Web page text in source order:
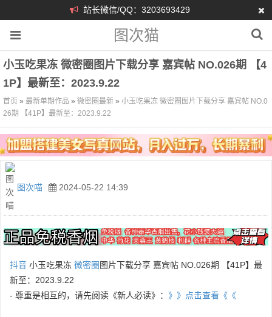
站长微信/QQ：3203693429
图次猫
小玉吃果冻 微密圈图片下载分享 嘉宾帖 NO.026期 【4
1P】最新至：2023.9.22
首页 » 最新单期作品 » 微密圈最新 » 小玉吃果冻 微密圈图片下载分享 嘉宾帖 NO.0
26期 【41P】最新至：2023.9.22
图次喵 2024-05-22 14:39
抖音 小玉吃果冻 微密圈 图片下载分享 嘉宾帖 NO.026期 【41P】最
新至：2023.9.22
- 尊重是相互的，请先阅读《新人必读》： 》》点击查看《《